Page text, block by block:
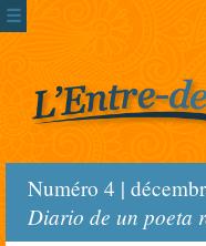
☰
Numéro 4 |
Diario de un poeta